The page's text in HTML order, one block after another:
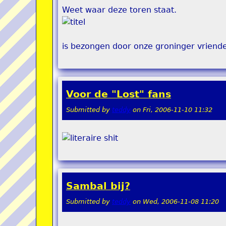
Weet waar deze toren staat.
is bezongen door onze groninger
Voor de "Lost" fans
Submitted by teddy on Fri, 2006-11-10 11:32
Sambal bij?
Submitted by teddy on Wed, 2006-11-08 11:20